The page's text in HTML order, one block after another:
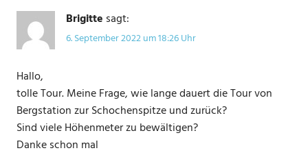
Brigitte sagt:
6. September 2022 um 18:26 Uhr
Hallo,
tolle Tour. Meine Frage, wie lange dauert die Tour von
Bergstation zur Schochenspitze und zurück?
Sind viele Höhenmeter zu bewältigen?
Danke schon mal